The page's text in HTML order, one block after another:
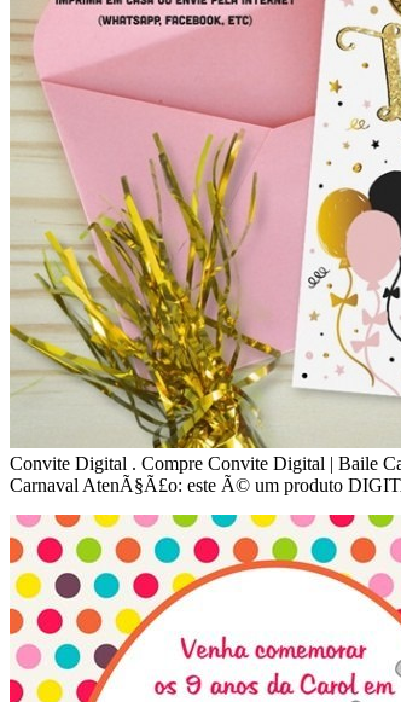
Convite Digital . Compre Convite Digital | Baile
Carnaval AtenÃ§Ã£o: este Ã© um produto